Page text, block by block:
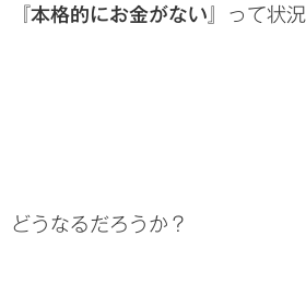
『本格的にお金がない』 って状況
どうなるだろうか？